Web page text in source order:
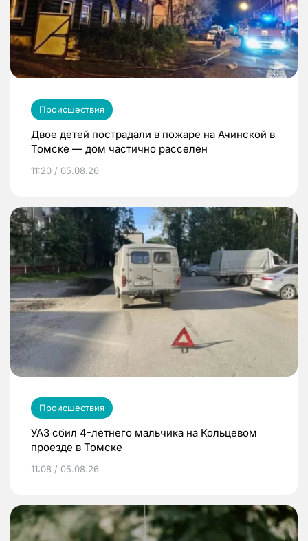
Происшествия
Двое детей пострадали в пожаре на Ачинской в
Томске — дом частично расселен
11:20 / 05.08.26
Происшествия
УАЗ сбил 4-летнего мальчика на Кольцевом
проезде в Томске
11:08 / 05.08.26